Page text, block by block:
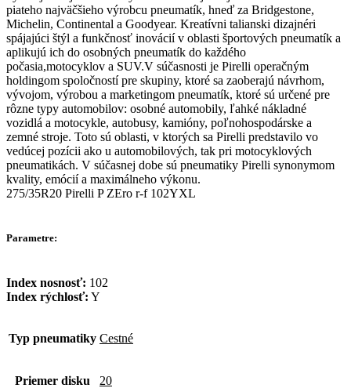
piateho najväčšieho výrobcu pneumatík, hneď za Bridgestone,
Michelin, Continental a Goodyear. Kreatívni talianski dizajnéri
spájajúci štýl a funkčnosť inovácií v oblasti športových pneumatík a
aplikujú ich do osobných pneumatík do každého
počasia,motocyklov a SUV.V súčasnosti je Pirelli operačným
holdingom spoločností pre skupiny, ktoré sa zaoberajú návrhom,
vývojom, výrobou a marketingom pneumatík, ktoré sú určené pre
rôzne typy automobilov: osobné automobily, ľahké nákladné
vozidlá a motocykle, autobusy, kamióny, poľnohospodárske a
zemné stroje. Toto sú oblasti, v ktorých sa Pirelli predstavilo vo
vedúcej pozícii ako u automobilových, tak pri motocyklových
pneumatikách. V súčasnej dobe sú pneumatiky Pirelli synonymom
kvality, emócií a maximálneho výkonu.
275/35R20 Pirelli P ZEro r-f 102YXL
Parametre:
Index nosnosť: 102
Index rýchlosť: Y
Typ pneumatiky Cestné
Priemer disku 20